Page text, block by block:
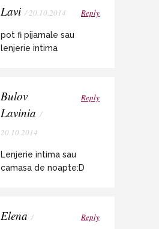
Lavi / 20.10.2014 Reply
pot fi pijamale sau
lenjerie intima
Bulov
Lavinia /
20.10.2014
Reply
Lenjerie intima sau
camasa de noapte:D
Elena /
Reply